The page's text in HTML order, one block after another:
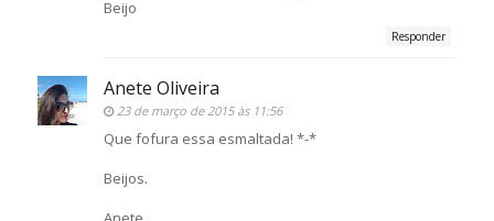
Beijo
Responder
Anete Oliveira
23 de março de 2015 às 11:56
Que fofura essa esmaltada! *-*
Beijos.